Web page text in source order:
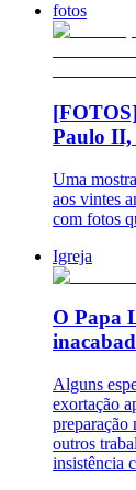
fotos
Paulo II,
Uma
aos vintes
com fotos
Igreja
O Papa
Alguns
exortação
preparação
outros
insistência